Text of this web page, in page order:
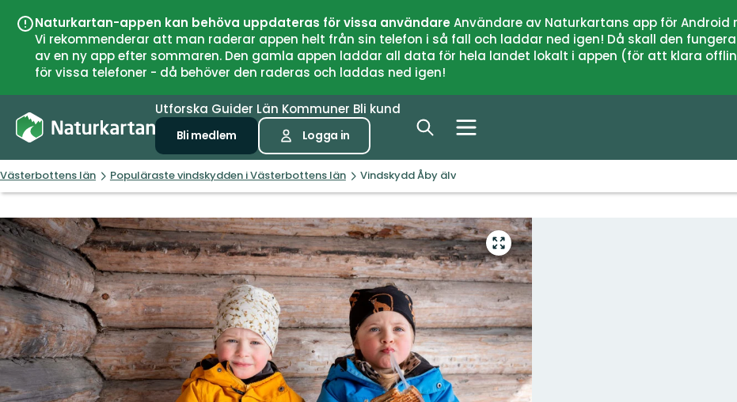
Naturkartan-appen kan behöva uppdateras för vissa användareAnvändare av Naturkartans app för
Vi rekommenderar att man raderar appen helt från sin telefon i så fall och laddar ned igen! Då skall den
av en ny app efter sommaren. Den gamla appen laddar all data för hela landet lokalt i appen (för att klara
för vissa telefoner - då behöver den raderas och laddas ned igen!
Utforska Guider Län Kommuner Bli kund
Bli medlem Logga in
Västerbottens län Populäraste vindskydden i Västerbottens län Vindskydd Åby älv
Gå
till
helskärmsläge